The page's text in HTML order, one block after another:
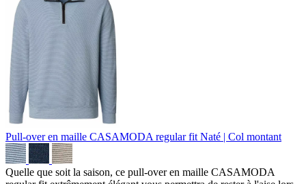
Pull-over en maille CASAMODA regular fit Naté | Col montant
Quelle que soit la saison, ce pull-over en maille CASAMODA